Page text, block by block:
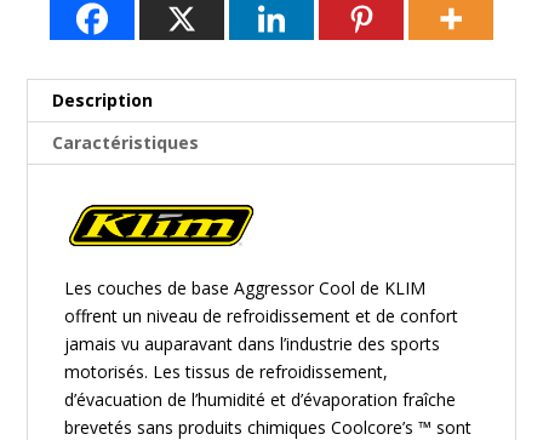
Description
Caractéristiques
Les couches de base Aggressor Cool de KLIM
offrent un niveau de refroidissement et de confort
jamais vu auparavant dans l’industrie des sports
motorisés. Les tissus de refroidissement,
d’évacuation de l’humidité et d’évaporation fraîche
brevetés sans produits chimiques Coolcore’s ™ sont